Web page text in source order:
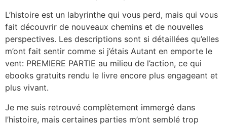
L’histoire est un labyrinthe qui vous perd, mais qui vous
fait découvrir de nouveaux chemins et de nouvelles
perspectives. Les descriptions sont si détaillées qu’elles
m’ont fait sentir comme si j’étais Autant en emporte le
vent: PREMIERE PARTIE au milieu de l’action, ce qui
ebooks gratuits rendu le livre encore plus engageant et
plus vivant.
Je me suis retrouvé complètement immergé dans
l’histoire, mais certaines parties m’ont semblé trop